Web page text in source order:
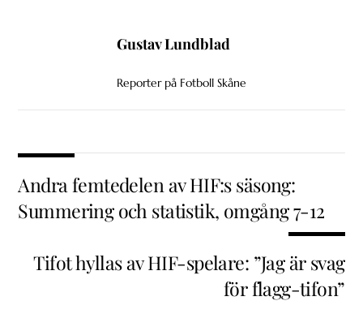
Gustav Lundblad
Reporter på Fotboll Skåne
Andra femtedelen av HIF:s säsong:
Summering och statistik, omgång 7-12
Tifot hyllas av HIF-spelare: ”Jag är svag
för flagg-tifon”